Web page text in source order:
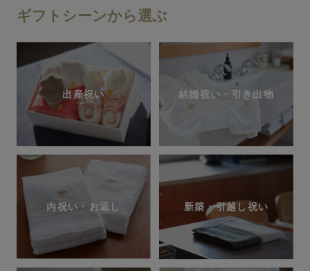
ギフトシーンから選ぶ
出産祝い 結婚祝い・引き出物
内祝い・お返し 新築・引越し祝い